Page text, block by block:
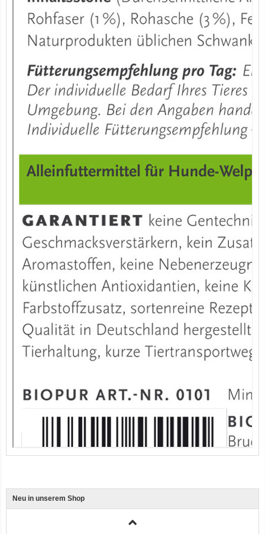
Neu in unserem Shop
12er-VE Ente, Reis und Karotten 400 g BioPur Bio Hundefutter
Ente, Reis und Karotten 400g BioPur Bio Hundefutter